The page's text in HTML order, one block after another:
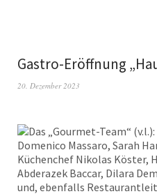
Gastro-Eröffnung
20. Dezember 2023